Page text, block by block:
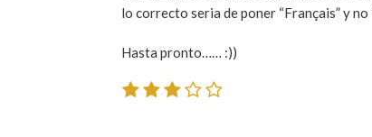
lo correcto seria de poner “Français” y no
Hasta pronto…… :))